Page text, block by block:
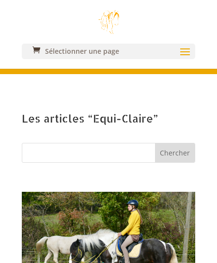
Sélectionner une page
Articles
Les articles “Equi-Claire”